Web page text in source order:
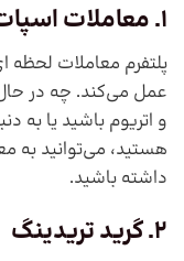
1. معاملات اسپات
پلتفرم معاملات لحظه
عمل می‌کند. چه در حال
و اتریوم باشید یا به
هستید، می‌توانید به
داشته باشید.
2. گرید تریدینگ